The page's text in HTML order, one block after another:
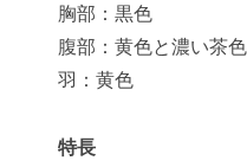
胸部：黒色
腹部：黄色と濃い茶
羽：黄色
特長